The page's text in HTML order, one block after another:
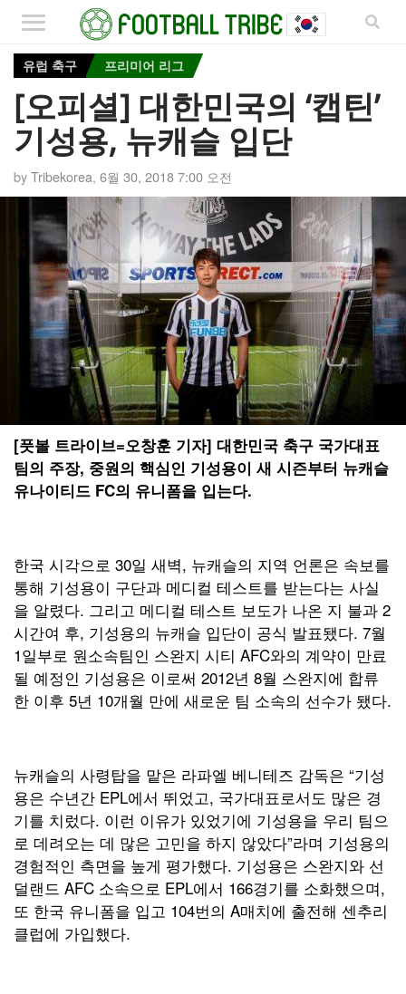
유럽 축구 프리미어 리그
[오피셜] 대한민국의 ‘캡틴’
기성용, 뉴캐슬 입단
byTribekorea, 6월 30, 2018 7:00 오전
[풋볼 트라이브=오창훈 기자] 대한민국 축구 국가대표
팀의 주장, 중원의 핵심인 기성용이 새 시즌부터 뉴캐슬
유나이티드 FC의 유니폼을 입는다.
한국 시각으로 30일 새벽, 뉴캐슬의 지역 언론은 속보를
통해 기성용이 구단과 메디컬 테스트를 받는다는 사실
을 알렸다. 그리고 메디컬 테스트 보도가 나온 지 불과 2
시간여 후, 기성용의 뉴캐슬 입단이 공식 발표됐다. 7월
1일부로 원소속팀인 스완지 시티 AFC와의 계약이 만료
될 예정인 기성용은 이로써 2012년 8월 스완지에 합류
한 이후 5년 10개월 만에 새로운 팀 소속의 선수가 됐다.
뉴캐슬의 사령탑을 맡은 라파엘 베니테즈 감독은 “기성
용은 수년간 EPL에서 뛰었고, 국가대표로서도 많은 경
기를 치렀다. 이런 이유가 있었기에 기성용을 우리 팀으
로 데려오는 데 많은 고민을 하지 않았다”라며 기성용의
경험적인 측면을 높게 평가했다. 기성용은 스완지와 선
덜랜드 AFC 소속으로 EPL에서 166경기를 소화했으며,
또 한국 유니폼을 입고 104번의 A매치에 출전해 센추리
클럽에 가입했다.